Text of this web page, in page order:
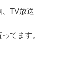
TV放送
てます。